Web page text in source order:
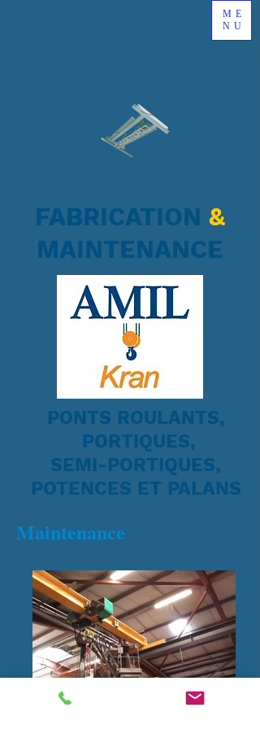
PONTS ROULANTS,
PORTIQUES,
SEMI-PORTIQUES,
POTENCES ET PALANS
FABRICATION &
MAINTENANCE
ME
NU
Maintenance